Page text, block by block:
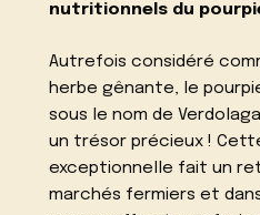
nutritionnels du
Autrefois considéré
herbe gênante, le
sous le nom de
un trésor précieux !
exceptionnelle fait un
marchés fermiers et